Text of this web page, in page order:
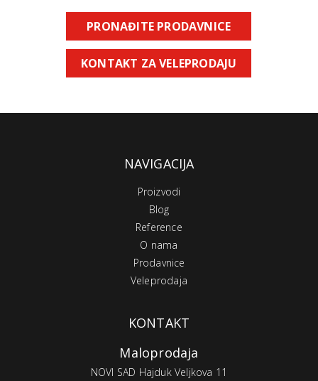
PRONAĐITE PRODAVNICE
KONTAKT ZA VELEPRODAJU
NAVIGACIJA
Proizvodi
Blog
Reference
O nama
Prodavnice
Veleprodaja
KONTAKT
Maloprodaja
NOVI SAD Hajduk Veljkova 11